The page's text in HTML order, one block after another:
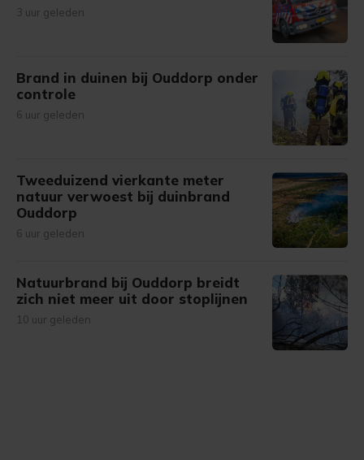
3 uur geleden
Brand in duinen bij Ouddorp onder
controle
6 uur geleden
Tweeduizend vierkante meter
natuur verwoest bij duinbrand
Ouddorp
6 uur geleden
Natuurbrand bij Ouddorp breidt
zich niet meer uit door stoplijnen
10 uur geleden